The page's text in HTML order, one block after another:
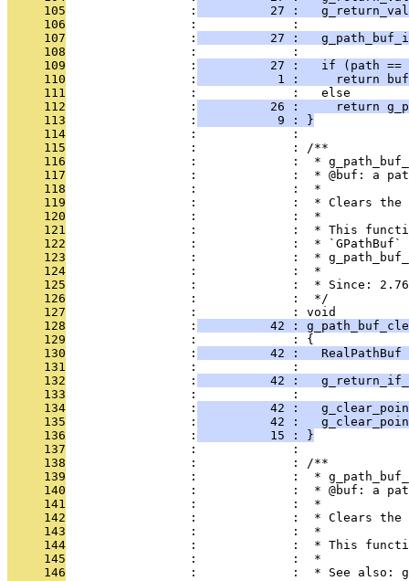
     105
                 :
27 :
     106
                 :             :
     107
                 :
27 :
     108
                 :             :
     109
                 :
27 :   if (path ==
     110
                 :
1 :     return
     111
                 :             :   else
     112
                 :
26 :     return
     113
                 :
           9 : }
     114
                 :             :
     115
                 :             : /**
     116
:             :  *
     117
:             :  * @buf: a
     118
                 :             :  *
     119
:             :  * Clears the
     120
                 :             :  *
     121
:             :  * This
     122
:             :  *
     123
:             :  *
     124
                 :             :  *
     125
                 :             :  * Since: 2.76
     126
                 :             :  */
     127
                 :             : void
     128
                 :
42 :
     129
                 :             : {
     130
                 :
42 :   RealPathBuf
     131
                 :             :
     132
                 :
42 :
     133
                 :             :
     134
                 :
42 :
     135
                 :
42 :
     136
                 :
          15 : }
     137
                 :             :
     138
                 :             : /**
     139
:             :  *
     140
:             :  * @buf: a
     141
                 :             :  *
     142
:             :  * Clears
     143
                 :             :  *
     144
:             :  * This
     145
                 :             :  *
     146
:             :  * See also: